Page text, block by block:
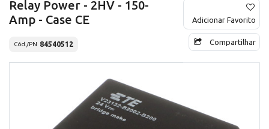
Relay Power - 2HV - 150-
Amp - Case CE
Cód./PN 84540512
Adicionar Favorito
Compartilhar